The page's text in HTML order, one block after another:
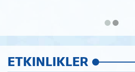
ETKINLIKLER